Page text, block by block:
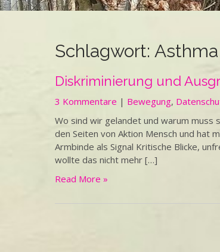
Schlagwort: Asthma
Diskriminierung und
3 Kommentare | Bewegung,
Wo sind wir gelandet und warum muss
den Seiten von Aktion Mensch und hat
Armbinde als Signal Kritische Blicke,
wollte das nicht mehr […]
Read More »